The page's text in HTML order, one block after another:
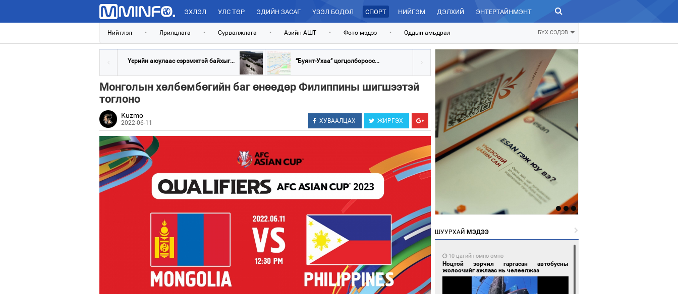
ЭХЛЭЛ УЛС ТӨР ЭДИЙН ЗАСАГ ҮЗЭЛ БОДОЛ СПОРТ НИЙГЭМ ДЭЛХИЙ ЭНТЕРТАЙНМЭНТ ЗУРХАЙ
Нийтлэл • Ярилцлага • Сурвалжлага • Азийн АШТ • Фото мэдээ • Оддын амьдрал БҮХ СЭДЭВ
Үерийн аюулаас сэрэмжтэй байхыг... “Буянт-Ухаа” цогцолбороос...
Монголын хөлбөмбөгийн баг өнөөдөр Филиппины шигшээтэй
тоглоно
Kuzmo
2022-06-11 ХУВААЛЦАХ ЖИРГЭХ
ШУУРХАЙ МЭДЭЭ
10 цагийн өмнө өмнө
Ноцтой зөрчил гаргасан автобусны
жолоочийг ажлаас нь чөлөөлжээ